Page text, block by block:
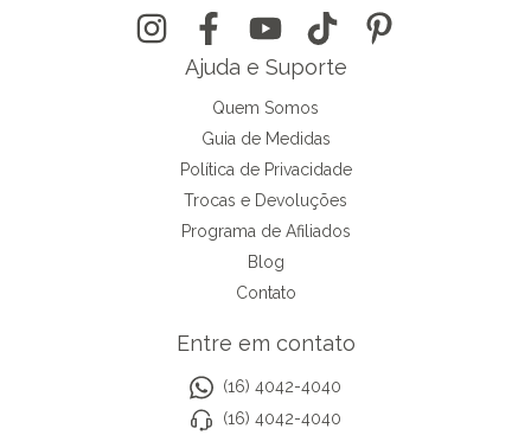
Ajuda e Suporte
Quem Somos
Guia de Medidas
Política de Privacidade
Trocas e Devoluções
Programa de Afiliados
Blog
Contato
Entre em contato
(16) 4042-4040
(16) 4042-4040